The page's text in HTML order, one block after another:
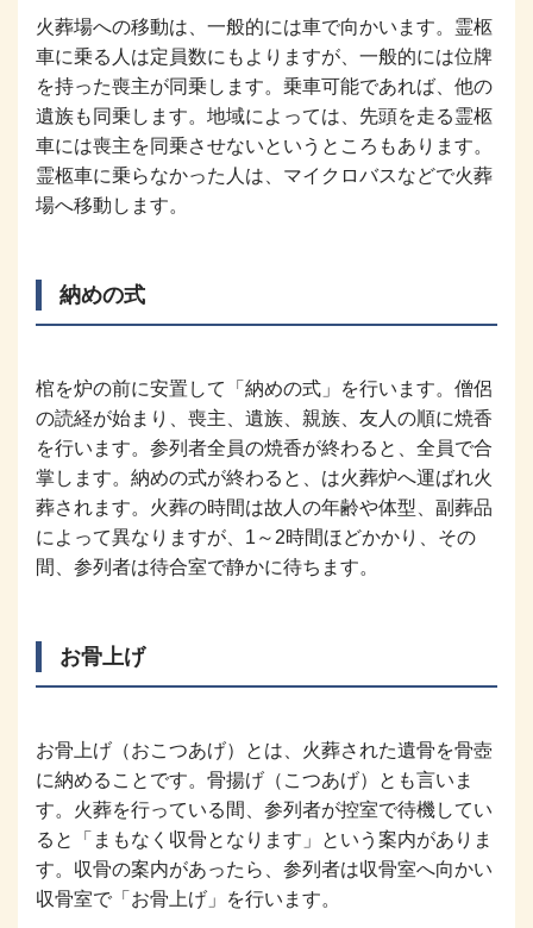
火葬場への移動は、一般的には車で向かいます。霊柩
車に乗る人は定員数にもよりますが、一般的には位牌
を持った喪主が同乗します。乗車可能であれば、他の
遺族も同乗します。地域によっては、先頭を走る霊柩
車には喪主を同乗させないというところもあります。
霊柩車に乗らなかった人は、マイクロバスなどで火葬
場へ移動します。
納めの式
棺を炉の前に安置して「納めの式」を行います。僧侶
の読経が始まり、喪主、遺族、親族、友人の順に焼香
を行います。参列者全員の焼香が終わると、全員で合
掌します。納めの式が終わると、は火葬炉へ運ばれ火
葬されます。火葬の時間は故人の年齢や体型、副葬品
によって異なりますが、1～2時間ほどかかり、その
間、参列者は待合室で静かに待ちます。
お骨上げ
お骨上げ（おこつあげ）とは、火葬された遺骨を骨壺
に納めることです。骨揚げ（こつあげ）とも言いま
す。火葬を行っている間、参列者が控室で待機してい
ると「まもなく収骨となります」という案内がありま
す。収骨の案内があったら、参列者は収骨室へ向かい
収骨室で「お骨上げ」を行います。